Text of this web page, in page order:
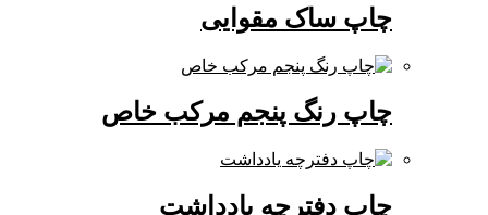
چاپ ساک مقوایی
چاپ رنگ پنجم مرکب خاص
چاپ دفترچه یادداشت